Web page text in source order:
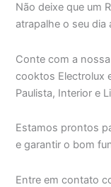
Não deixe que um
atrapalhe o seu dia
Conte com a
cooktos Electrolux
Paulista, Interior e
Estamos prontos
e garantir o bom
Entre em contato